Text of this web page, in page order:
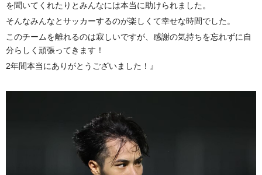
を聞いてくれたりとみんなには本当に助けられました。
そんなみんなとサッカーするのが楽しくて幸せな時間でした。
このチームを離れるのは寂しいですが、感謝の気持ちを忘れずに自
分らしく頑張ってきます！
2年間本当にありがとうございました！』